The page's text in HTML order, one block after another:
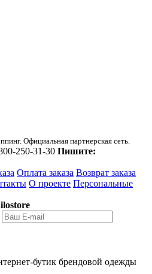
Официальная партнерская сеть.
250-31-30 Пишите:
Оплата заказа Возврат заказа
О проекте Персональные
бутик брендовой одежды